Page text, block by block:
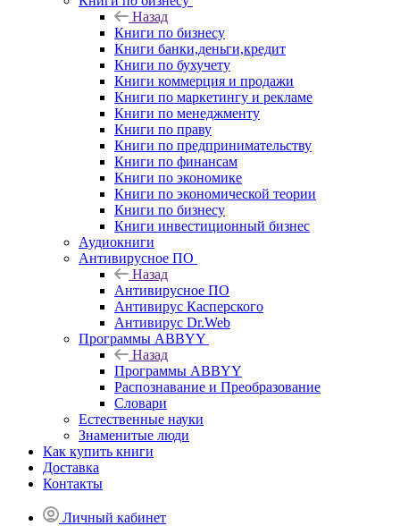
Назад
Книги по бизнесу
Книги банки,деньги,кредит
Книги по бухучету
Книги коммерция и продажи
Книги по маркетингу и рекламе
Книги по менеджменту
Книги по праву
Книги по предпринимательству
Книги по финансам
Книги по экономике
Книги по экономической теории
Книги по бизнесу
Книги инвестиционный бизнес
Аудиокниги
Антивирусное ПО
Назад
Антивирусное ПО
Антивирус Касперского
Антивирус Dr.Web
Программы ABBYY
Назад
Программы ABBYY
Распознавание и Преобразование
Словари
Естественные науки
Знаменитые люди
Как купить книги
Доставка
Контакты
Личный кабинет